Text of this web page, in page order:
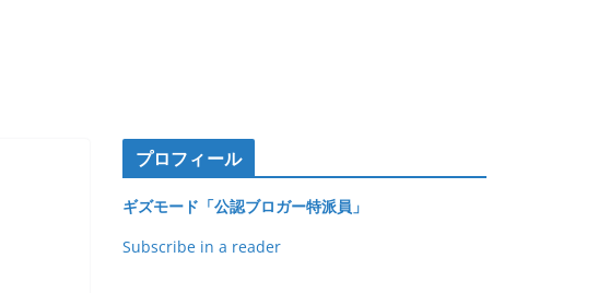
プロフィール
ギズモード「公認ブロガー特派員」
Subscribe in a reader